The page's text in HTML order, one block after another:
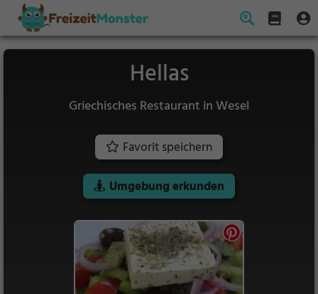
Hellas
Griechisches Restaurant in Wesel
Favorit speichern
Umgebung erkunden